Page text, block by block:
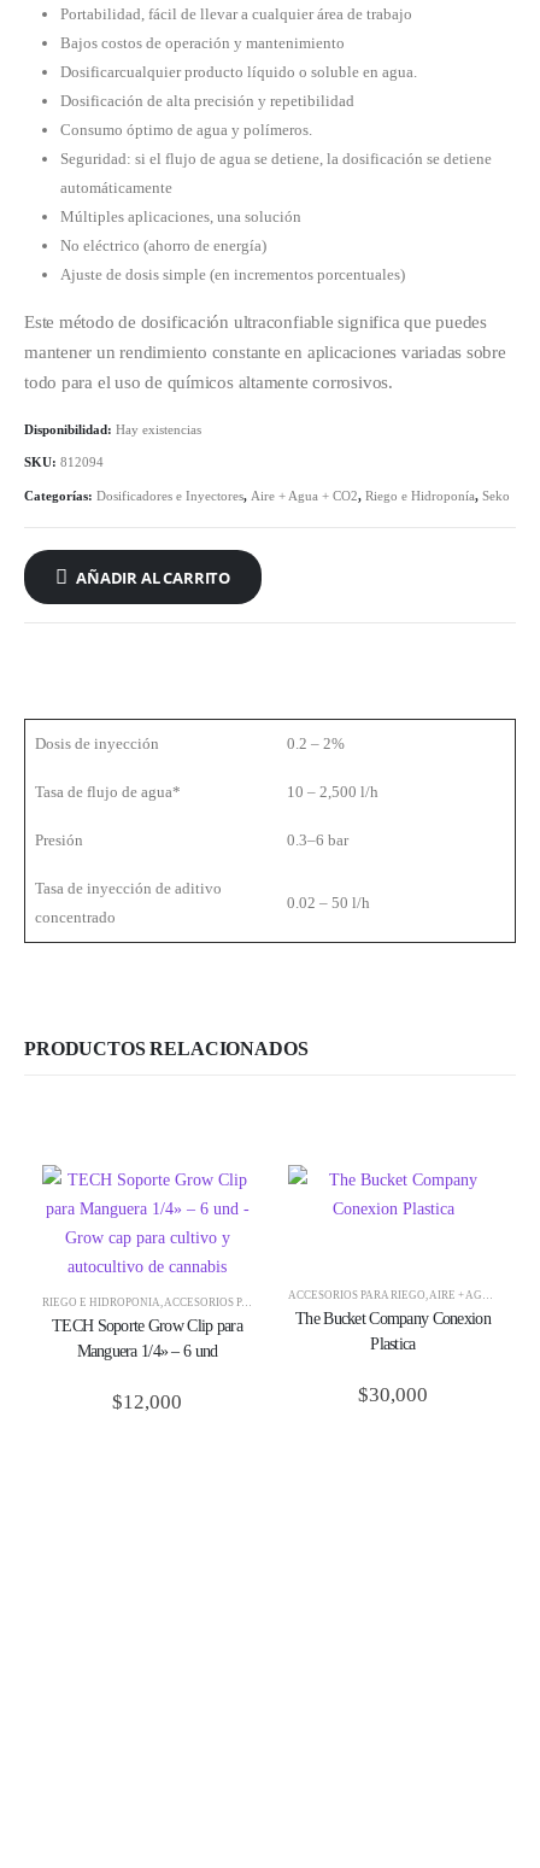
Portabilidad, fácil de llevar a cualquier área de trabajo
Bajos costos de operación y mantenimiento
Dosificarcualquier producto líquido o soluble en agua.
Dosificación de alta precisión y repetibilidad
Consumo óptimo de agua y polímeros.
Seguridad: si el flujo de agua se detiene, la dosificación se detiene
automáticamente
Múltiples aplicaciones, una solución
No eléctrico (ahorro de energía)
Ajuste de dosis simple (en incrementos porcentuales)
Este método de dosificación ultraconfiable significa que puedes
mantener un rendimiento constante en aplicaciones variadas sobre
todo para el uso de químicos altamente corrosivos.
Disponibilidad: Hay existencias
SKU: 812094
Categorías: Dosificadores e Inyectores, Aire + Agua + CO2, Riego e Hidroponía, Seko
AÑADIR AL CARRITO
Dosis de inyección 0.2 – 2%
Tasa de flujo de agua* 10 – 2,500 l/h
Presión 0.3–6 bar
Tasa de inyección de aditivo
concentrado
0.02 – 50 l/h
PRODUCTOS RELACIONADOS
RIEGO E HIDROPONÍA,ACCESORIOS PARA RIEGO ,AIRE + AGUA + CO2,CULTIVO GOTEROS Y
TECH Soporte Grow Clip para
Manguera 1/4» – 6 und
$12,000
ACCESORIOS PARA RIEGO,AIRE + AGUA + CO2
The Bucket Company Conexion
Plastica
$30,000